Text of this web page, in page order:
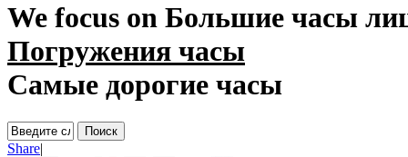
We focus on Большие часы
Погружения часы
Самые дорогие часы
Share|